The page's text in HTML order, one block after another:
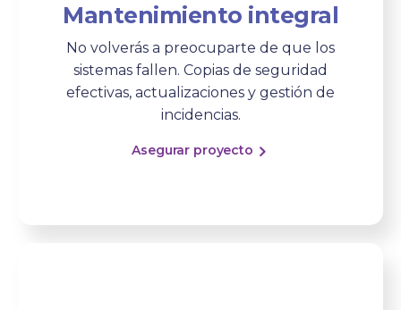
Mantenimiento integral
No volverás a preocuparte de que los
sistemas fallen. Copias de seguridad
efectivas, actualizaciones y gestión de
incidencias.
Asegurar proyecto